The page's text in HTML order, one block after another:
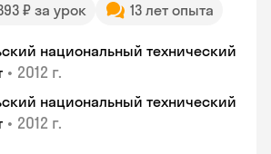
₽ за урок 13 лет опыта
национальный технический
• 2012 г.
национальный технический
• 2012 г.